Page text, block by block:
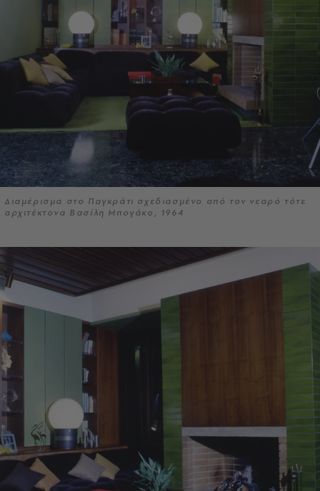
Διαμέρισμα στο Παγκράτι σχεδιασμένο από τον νεαρό τότε
αρχιτέκτονα Βασίλη Μπογάκο, 1964